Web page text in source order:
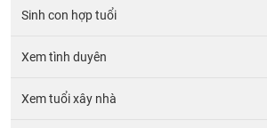
Sinh con hợp tuổi
Xem tình duyên
Xem tuổi xây nhà